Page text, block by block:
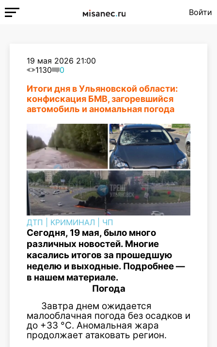
Войти
19 мая 2026 21:00
1130
0
Итоги дня в Ульяновской области:
конфискация БМВ, загоревшийся
автомобиль и аномальная погода
ДТП КРИМИНАЛ ЧП
Сегодня, 19 мая, было много
различных новостей. Многие
касались итогов за прошедшую
неделю и выходные. Подробнее —
в нашем материале.
Погода
Завтра днем ожидается
малооблачная погода без осадков и
до +33 °C. Аномальная жара
продолжает атаковать регион.